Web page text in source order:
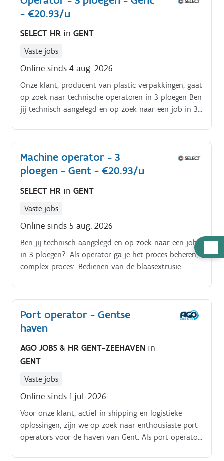
- €20.93/u
SELECT HR in GENT
Vaste jobs
Online sinds 4 aug. 2026
Onze klant, producent van plastic verpakkingen, gaat
op zoek naar technische operatoren in 3 ploegen Ben
jij technisch aangelegd en op zoek naar een job in 3
Machine operator - 3
ploegen - Gent - €20.93/u
SELECT HR in GENT
Vaste jobs
Online sinds 5 aug. 2026
Ben jij technisch aangelegd en op zoek naar een job
in 3 ploegen?. Als operator ga je het proces beheren,
complex proces:. Bedienen van de blaasextrusie
verschillende producten.
Port operator - Gentse
haven
AGO JOBS & HR GENT-ZEEHAVEN in
GENT
Vaste jobs
Online sinds 1 jul. 2026
Voor onze klant, actief in shipping en logistieke
oplossingen, zijn we op zoek naar enthousiaste port
operators voor de haven van Gent. Als port operator